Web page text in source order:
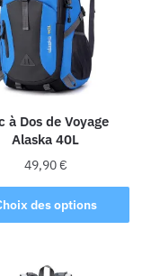
options
peuvent
être
choisies
sur
la
page
du
produit
à Dos de Voyage
Alaska 40L
49,90€
des options
Ce
produit
plusieurs